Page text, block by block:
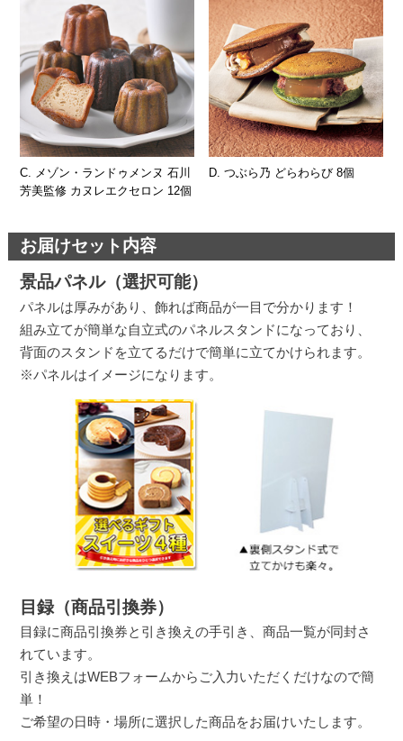
C. メゾン・ランドゥメンヌ 石川
芳美監修 カヌレエクセロン 12個
D. つぶら乃 どらわらび 8個
お届けセット内容
景品パネル（選択可能）
パネルは厚みがあり、飾れば商品が一目で分かります！
組み立てが簡単な自立式のパネルスタンドになっており、
背面のスタンドを立てるだけで簡単に立てかけられます。
※パネルはイメージになります。
目録（商品引換券）
目録に商品引換券と引き換えの手引き、商品一覧が同封さ
れています。
引き換えはWEBフォームからご入力いただくだけなので簡
単！
ご希望の日時・場所に選択した商品をお届けいたします。